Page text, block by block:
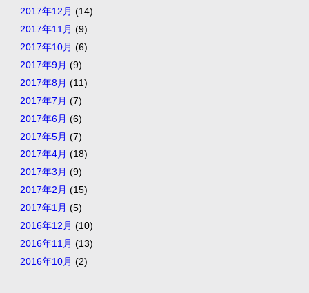
2017年12月 (14)
2017年11月 (9)
2017年10月 (6)
2017年9月 (9)
2017年8月 (11)
2017年7月 (7)
2017年6月 (6)
2017年5月 (7)
2017年4月 (18)
2017年3月 (9)
2017年2月 (15)
2017年1月 (5)
2016年12月 (10)
2016年11月 (13)
2016年10月 (2)